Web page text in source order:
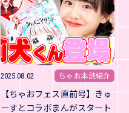
2025.08.02 ちゃお本誌紹介
【ちゃおフェス直前号】きゅ
ーすとコラボまんがスタート